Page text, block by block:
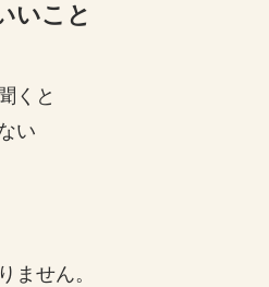
いこと
くと
い
ません。